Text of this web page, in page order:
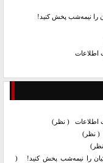
نیمه‌شب پخش کنید!
( نظر)
( نظر)
را نیمه‌شب پخش کنید!
(